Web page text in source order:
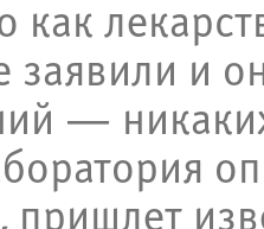
как
заявили и
—
пришлет